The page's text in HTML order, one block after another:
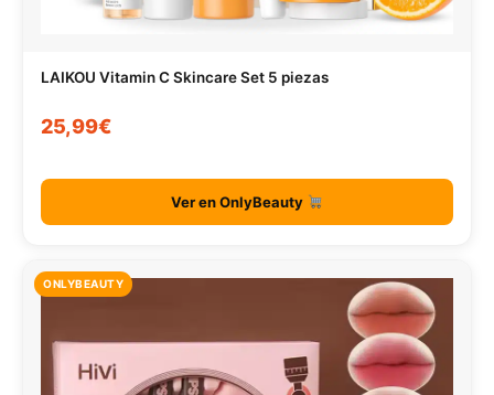
LAIKOU Vitamin C Skincare Set 5 piezas
25,99€
Ver en OnlyBeauty
ONLYBEAUTY